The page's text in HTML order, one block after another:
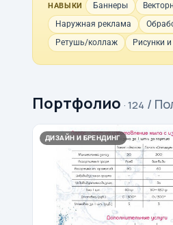
НАВЫКИ Баннеры
Наружная реклама
Ретушь/коллаж
Рисунки
Портфолио · 124 /
ДИЗАЙН И БРЕНДИНГ